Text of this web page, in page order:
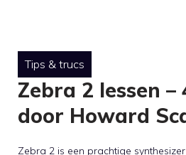
Tips & trucs
Zebra 2 lessen –
door Howard
Zebra 2 is een prachtige